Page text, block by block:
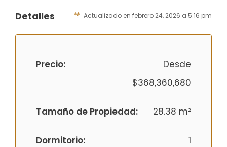
Detalles Actualizado en febrero 24, 2026 a 5:16 pm
Precio:
Desde
$368,360,680
Tamaño de Propiedad: 28.38 m²
Dormitorio: 1